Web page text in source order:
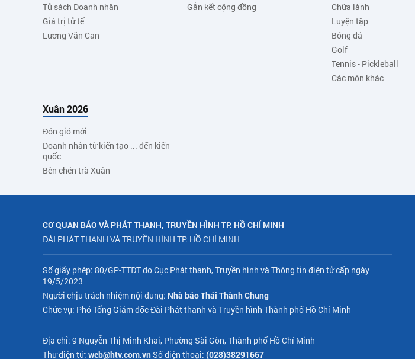
Tủ sách Doanh nhân
Giá trị tử tế
Lương Văn Can
Gắn kết cộng đồng
Chữa lành
Luyện tập
Bóng đá
Golf
Tennis - Pickleball
Các môn khác
Xuân 2026
Đón gió mới
Doanh nhân từ kiến tạo ... đến kiến
quốc
Bên chén trà Xuân
CƠ QUAN BÁO VÀ PHÁT THANH, TRUYỀN HÌNH TP. HỒ CHÍ MINH
ĐÀI PHÁT THANH VÀ TRUYỀN HÌNH TP. HỒ CHÍ MINH
Số giấy phép: 80/GP-TTĐT do Cục Phát thanh, Truyền hình và Thông tin điện tử cấp ngày
19/5/2023
Người chịu trách nhiệm nội dung: Nhà báo Thái Thành Chung
Chức vụ: Phó Tổng Giám đốc Đài Phát thanh và Truyền hình Thành phố Hồ Chí Minh
Địa chỉ: 9 Nguyễn Thị Minh Khai, Phường Sài Gòn, Thành phố Hồ Chí Minh
Thư điện tử: web@htv.com.vnSố điện thoại: (028)38291667